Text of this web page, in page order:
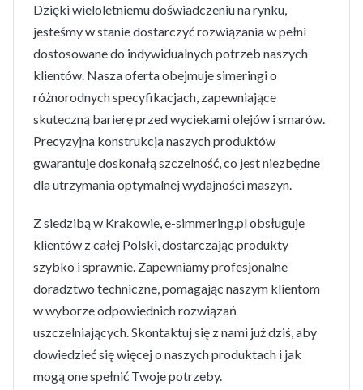
Dzięki wieloletniemu doświadczeniu na rynku,
jesteśmy w stanie dostarczyć rozwiązania w pełni
dostosowane do indywidualnych potrzeb naszych
klientów. Nasza oferta obejmuje simeringi o
różnorodnych specyfikacjach, zapewniające
skuteczną barierę przed wyciekami olejów i smarów.
Precyzyjna konstrukcja naszych produktów
gwarantuje doskonałą szczelność, co jest niezbędne
dla utrzymania optymalnej wydajności maszyn.
Z siedzibą w Krakowie, e-simmering.pl obsługuje
klientów z całej Polski, dostarczając produkty
szybko i sprawnie. Zapewniamy profesjonalne
doradztwo techniczne, pomagając naszym klientom
w wyborze odpowiednich rozwiązań
uszczelniających. Skontaktuj się z nami już dziś, aby
dowiedzieć się więcej o naszych produktach i jak
mogą one spełnić Twoje potrzeby.